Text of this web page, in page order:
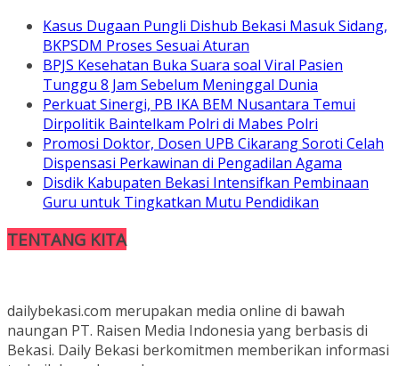
Kasus Dugaan Pungli Dishub Bekasi Masuk Sidang,
BKPSDM Proses Sesuai Aturan
BPJS Kesehatan Buka Suara soal Viral Pasien
Tunggu 8 Jam Sebelum Meninggal Dunia
Perkuat Sinergi, PB IKA BEM Nusantara Temui
Dirpolitik Baintelkam Polri di Mabes Polri
Promosi Doktor, Dosen UPB Cikarang Soroti Celah
Dispensasi Perkawinan di Pengadilan Agama
Disdik Kabupaten Bekasi Intensifkan Pembinaan
Guru untuk Tingkatkan Mutu Pendidikan
TENTANG KITA
dailybekasi.com merupakan media online di bawah
naungan PT. Raisen Media Indonesia yang berbasis di
Bekasi. Daily Bekasi berkomitmen memberikan informasi